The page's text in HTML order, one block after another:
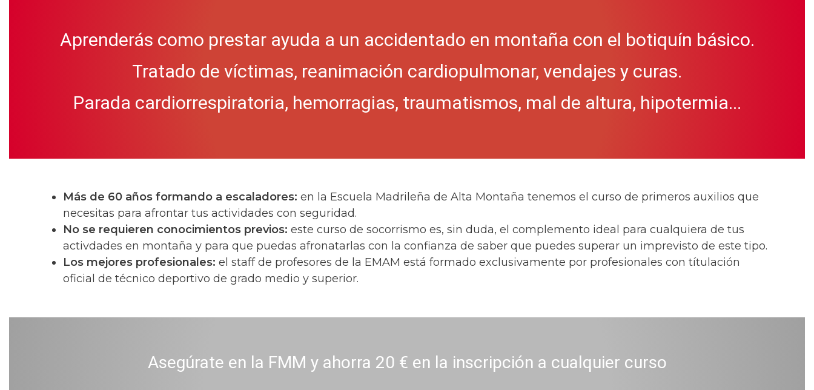
Aprenderás como prestar ayuda a un accidentado en montaña con el botiquín básico.
Tratado de víctimas, reanimación cardiopulmonar, vendajes y curas.
Parada cardiorrespiratoria, hemorragias, traumatismos, mal de altura, hipotermia...
Más de 60 años formando a escaladores: en la Escuela Madrileña de Alta Montaña tenemos el curso de primeros auxilios que
necesitas para afrontar tus actividades con seguridad.
No se requieren conocimientos previos: este curso de socorrismo es, sin duda, el complemento ideal para cualquiera de tus
activdades en montaña y para que puedas afronatarlas con la confianza de saber que puedes superar un imprevisto de este tipo.
Los mejores profesionales: el staff de profesores de la EMAM está formado exclusivamente por profesionales con títulación
oficial de técnico deportivo de grado medio y superior.
Asegúrate en la FMM y ahorra 20 € en la inscripción a cualquier curso